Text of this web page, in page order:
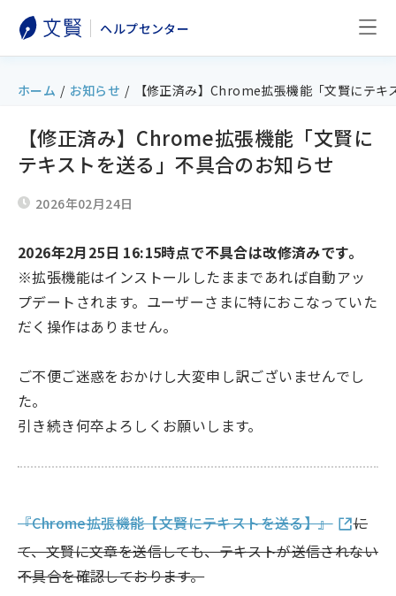
ヘルプセンター
ホーム / お知らせ / 【修正済み】Chrome拡張機能「文賢にテ
【修正済み】Chrome拡張機能「文賢に
テキストを送る」不具合のお知らせ
2026年02月24日
2026年2月25日 16:15時点で不具合は改修済みです。
※拡張機能はインストールしたままであれば自動アッ
プデートされます。ユーザーさまに特におこなっていた
だく操作はありません。
ご不便ご迷惑をおかけし大変申し訳ございませんでし
た。
引き続き何卒よろしくお願いします。
『Chrome拡張機能【文賢にテキストを送る】』
に
て、文賢に文章を送信しても、テキストが送信されない
不具合を確認しております。